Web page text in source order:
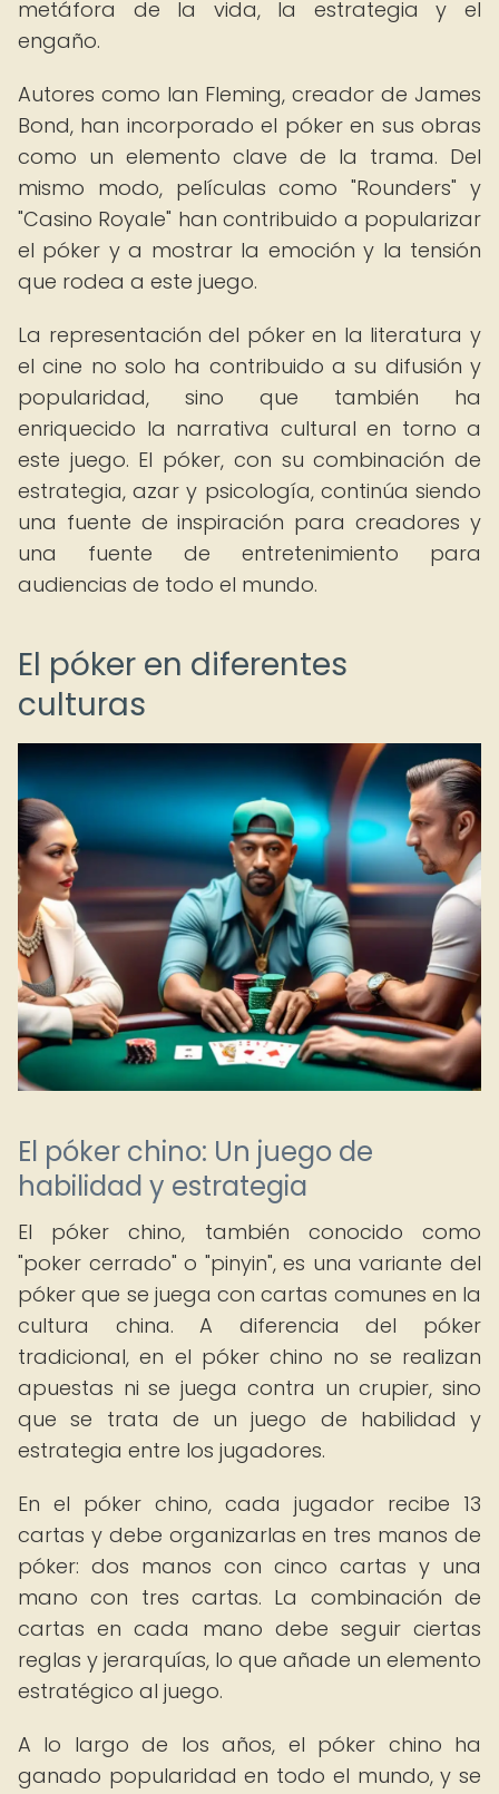
metáfora de la vida, la estrategia y el
engaño.
Autores como Ian Fleming, creador de James
Bond, han incorporado el póker en sus obras
como un elemento clave de la trama. Del
mismo modo, películas como "Rounders" y
"Casino Royale" han contribuido a popularizar
el póker y a mostrar la emoción y la tensión
que rodea a este juego.
La representación del póker en la literatura y
el cine no solo ha contribuido a su difusión y
popularidad, sino que también ha
enriquecido la narrativa cultural en torno a
este juego. El póker, con su combinación de
estrategia, azar y psicología, continúa siendo
una fuente de inspiración para creadores y
una fuente de entretenimiento para
audiencias de todo el mundo.
El póker en diferentes
culturas
El póker chino: Un juego de
habilidad y estrategia
El póker chino, también conocido como
"poker cerrado" o "pinyin", es una variante del
póker que se juega con cartas comunes en la
cultura china. A diferencia del póker
tradicional, en el póker chino no se realizan
apuestas ni se juega contra un crupier, sino
que se trata de un juego de habilidad y
estrategia entre los jugadores.
En el póker chino, cada jugador recibe 13
cartas y debe organizarlas en tres manos de
póker: dos manos con cinco cartas y una
mano con tres cartas. La combinación de
cartas en cada mano debe seguir ciertas
reglas y jerarquías, lo que añade un elemento
estratégico al juego.
A lo largo de los años, el póker chino ha
ganado popularidad en todo el mundo, y se